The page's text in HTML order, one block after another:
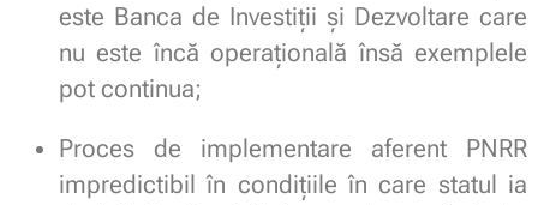
este Banca de Investiții și Dezvoltare care
nu este încă operațională însă exemplele
pot continua;
Proces de implementare aferent PNRR
impredictibil în condițiile în care statul ia